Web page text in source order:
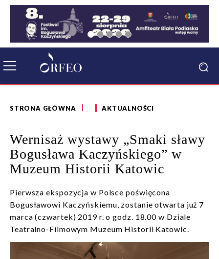
STRONA GŁÓWNA AKTUALNOŚCI
Wernisaż wystawy „Smaki sławy
Bogusława Kaczyńskiego” w
Muzeum Historii Katowic
Pierwsza ekspozycja w Polsce poświęcona
Bogusławowi Kaczyńskiemu, zostanie otwarta już 7
marca (czwartek) 2019 r. o godz. 18.00 w Dziale
Teatralno-Filmowym Muzeum Historii Katowic.